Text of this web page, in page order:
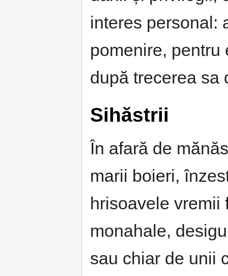
interes personal:
pomenire, pentru
după trecerea sa
Sihăstrii
În afară de
marii boieri,
hrisoavele vremii
monahale,
sau chiar de unii